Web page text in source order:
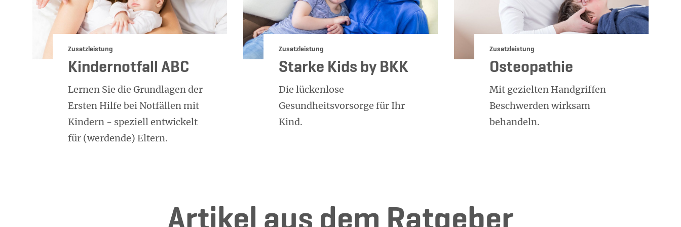
Kategorie:
Zusatzleistung
Kindernotfall ABC
Lernen Sie die Grundlagen der
Ersten Hilfe bei Notfällen mit
Kindern - speziell entwickelt
für (werdende) Eltern.
Kategorie:
Zusatzleistung
Starke Kids by BKK
Die lückenlose
Gesundheitsvorsorge für Ihr
Kind.
Kategorie:
Zusatzleistung
Osteopathie
Mit gezielten Handgriffen
Beschwerden wirksam
behandeln.
Ar­ti­kel aus dem Rat­ge­ber